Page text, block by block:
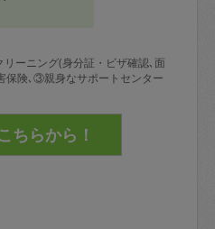
ーニング(身分証・ビザ確認､面
保険､③親身なサポートセンター